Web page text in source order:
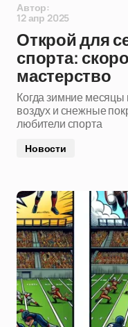
Автор:
12 апр 2025
Открой для
спорта:
мастерство
Когда зимние
воздух и снежные
любители спорта
Новости